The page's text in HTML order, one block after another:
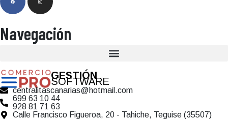
Navegación
GESTIÓN
SOFTWARE
centralitascanarias@hotmail.com
699 63 10 44
928 81 71 63
Calle Francisco Figueroa, 20 - Tahiche, Teguise (35507)